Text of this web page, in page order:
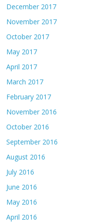
December 2017
November 2017
October 2017
May 2017
April 2017
March 2017
February 2017
November 2016
October 2016
September 2016
August 2016
July 2016
June 2016
May 2016
April 2016